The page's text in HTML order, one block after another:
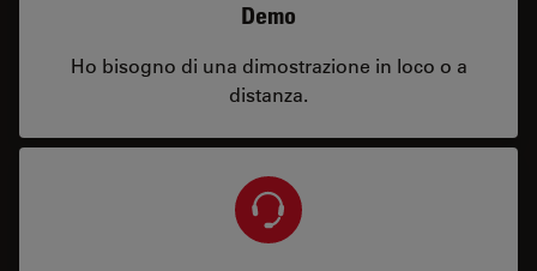
Demo
Ho bisogno di una dimostrazione in loco o a
distanza.